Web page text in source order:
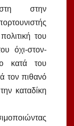
στην
του
όχι-στον-
κατά του
τον πιθανό
καταδίκη